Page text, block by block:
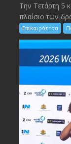
Την Τετάρτη 5
πλαίσιο των
Επικαιρότητα